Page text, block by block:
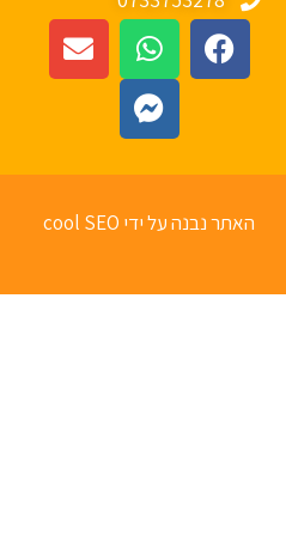
האתר נבנה על ידי cool SEO